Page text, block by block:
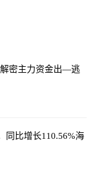
解密主力资金出—逃
同比增长110.56%海